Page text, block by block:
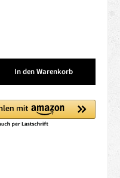
In den Warenkorb